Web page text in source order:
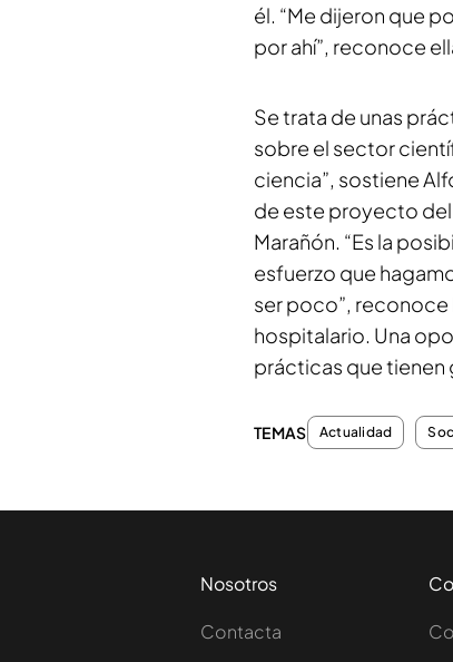
él. “Me dijeron que
por ahí”, reconoce
Se trata de unas
sobre el sector
ciencia”, sostiene
de este proyecto
Marañón. “Es la
esfuerzo que
ser poco”,
hospitalario. Una
prácticas que tienen
TEMAS Actualidad
Nosotros
Contacta